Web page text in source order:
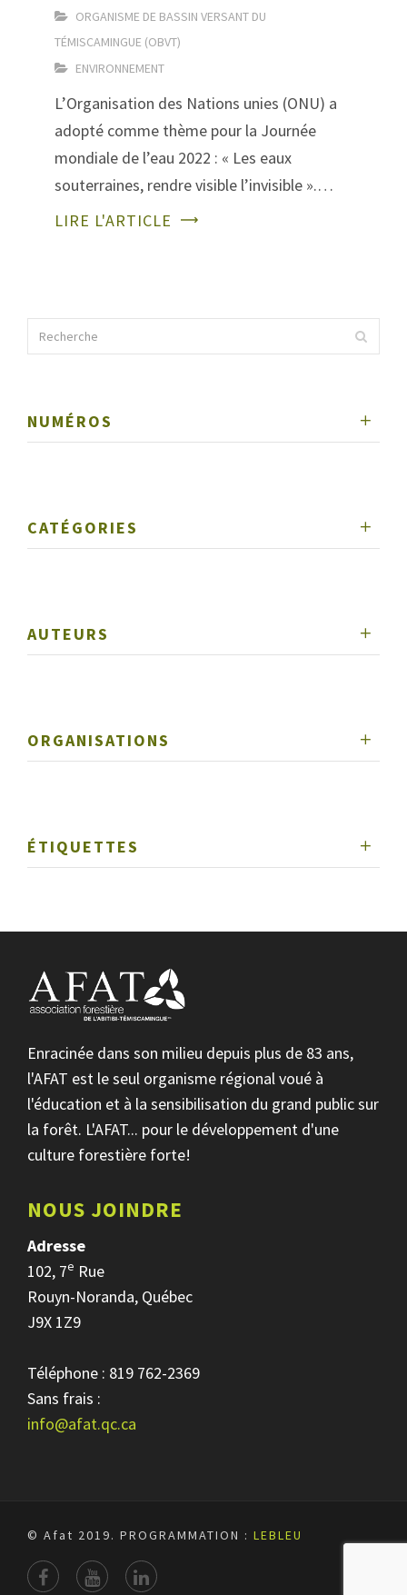
ORGANISME DE BASSIN VERSANT DU
TÉMISCAMINGUE (OBVT)
ENVIRONNEMENT
L’Organisation des Nations unies (ONU) a
adopté comme thème pour la Journée
mondiale de l’eau 2022 : « Les eaux
souterraines, rendre visible l’invisible ».…
LIRE L'ARTICLE
NUMÉROS
CATÉGORIES
AUTEURS
ORGANISATIONS
ÉTIQUETTES
Enracinée dans son milieu depuis plus de 83 ans,
l'AFAT est le seul organisme régional voué à
l'éducation et à la sensibilisation du grand public sur
la forêt. L'AFAT... pour le développement d'une
culture forestière forte!
NOUS JOINDRE
Adresse
102, 7e Rue
Rouyn-Noranda, Québec
J9X 1Z9
Téléphone : 819 762-2369
Sans frais :
info@afat.qc.ca
© Afat 2019. PROGRAMMATION : LEBLEU